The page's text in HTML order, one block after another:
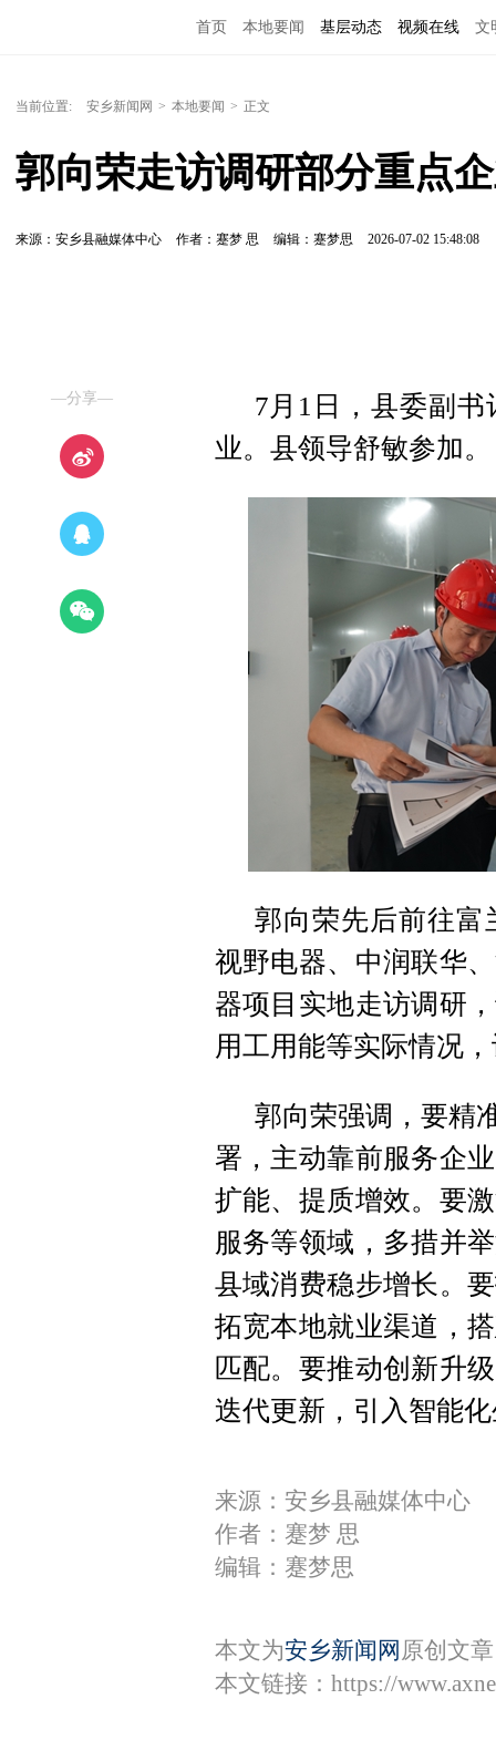
首页 本地要闻 基层动态 视频在线 文
当前位置: 安乡新闻网 > 本地要闻 > 正文
郭向荣走访调研部分重点
来源：安乡县融媒体中心 作者：蹇梦 思 编辑：蹇梦思 2026-07-02 15:48:08
—分享—
7月1日，县委副
业。县领导舒敏参加。
郭向荣先后前往富
视野电器、中润联华
器项目实地走访调研
用工用能等实际情况
郭向荣强调，要精
署，主动靠前服务企
扩能、提质增效。要
服务等领域，多措并
县域消费稳步增长。
拓宽本地就业渠道，
匹配。要推动创新升
迭代更新，引入智能
来源：安乡县融媒体中心
作者：蹇梦 思
编辑：蹇梦思
本文为安乡新闻网 原创文
本文链接： https://